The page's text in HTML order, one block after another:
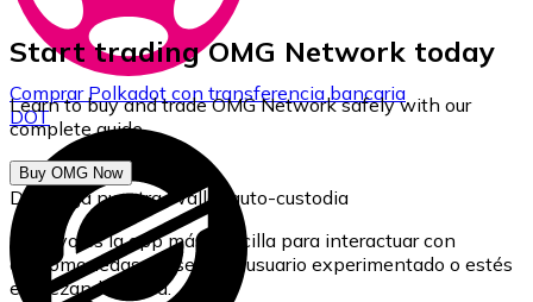
ComprarPolkadot con transferencia bancaria
DOT
Start trading OMG Network today
Learn to buy and trade OMG Network safely with our
complete guide.
Buy OMG Now
Descarga nuestra Wallet auto-custodia
Bitnovo es la app más sencilla para interactuar con
criptomonedas, ya seas un usuario experimentado o estés
empezando ahora.